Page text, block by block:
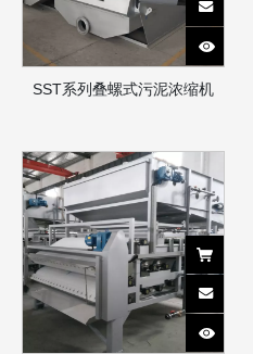
SST系列叠螺式污泥浓缩机